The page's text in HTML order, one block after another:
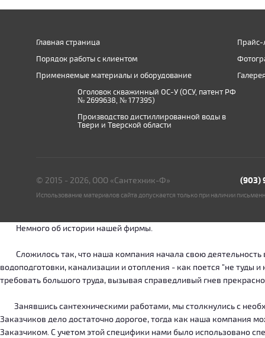
Главная страница
Порядок работы с клиентом
Применяемые материалы и оборудование
Прайс-
Оголовок скважинный ОС-У (ОСУ, патент РФ
№ 2699638, № 177395)
Производство дистиллированной воды в
Твери и Тверской области
© 2015 - 2026, ООО «Сантехник-Ф» (903)
Использование материалов сайта допускается только при наличии
Немного об истории нашей фирмы.
Сложилось так, что наша компания начала свою деятельность
водоподготовки, канализации и отопления - как поется "не
требовать большого труда, вызывая справедливый гнев
Занявшись сантехническими работами, мы столкнулись с
Заказчиков дело достаточно дорогое, тогда как наша компания
Заказчиком. С учетом этой специфики нами было использовано